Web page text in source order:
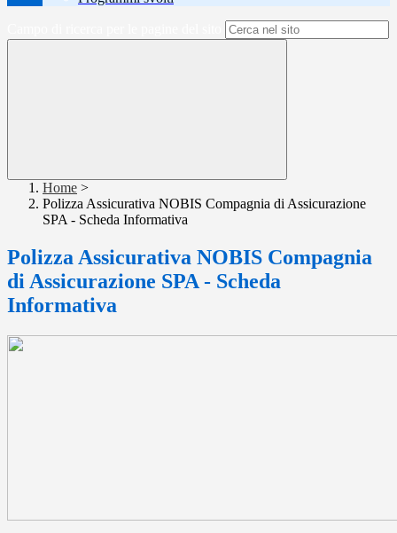
Home >
Polizza Assicurativa NOBIS Compagnia di Assicurazione
SPA - Scheda Informativa
Polizza Assicurativa NOBIS Compagnia
di Assicurazione SPA - Scheda
Informativa